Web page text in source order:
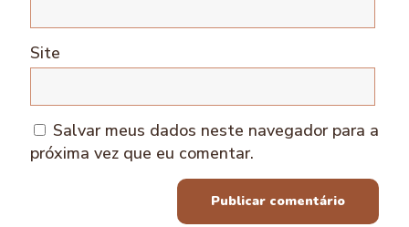
Site
Salvar meus dados neste navegador para a
próxima vez que eu comentar.